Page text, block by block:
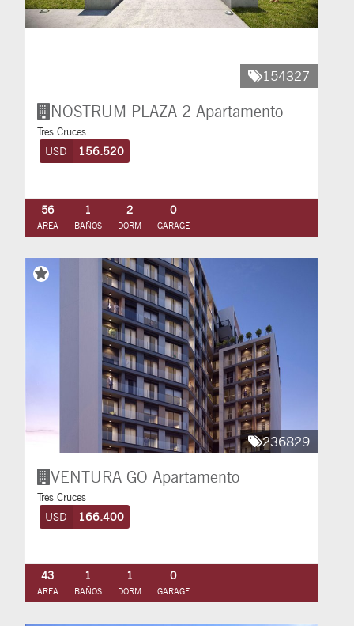
154327
NOSTRUM PLAZA 2 Apartamento
Tres Cruces
USD 156.520
56
AREA
1
BAÑOS
2
DORM
0
GARAGE
236829
VENTURA GO Apartamento
Tres Cruces
USD 166.400
43
AREA
1
BAÑOS
1
DORM
0
GARAGE